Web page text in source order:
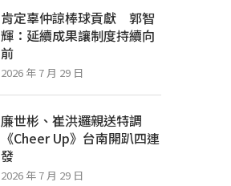
肯定辜仲諒棒球貢獻 郭智
輝：延續成果讓制度持續向
前
2026 年 7 月 29 日
廉世彬、崔洪邏親送特調
《Cheer Up》台南開趴四連
發
2026 年 7 月 29 日